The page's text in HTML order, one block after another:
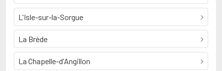
L'Isle-sur-la-Sorgue
La Brède
La Chapelle-d'Angillon